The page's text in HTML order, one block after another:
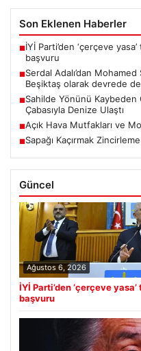
Son Eklenen Haberler
■İYİ Parti’den ‘çerçeve
başvuru
■Serdal Adalı’dan
Beşiktaş olarak devrede
■Sahilde Yönünü Kaybeden
Çabasıyla Denize Ulaştı
■Açık Hava Mutfakları ve
■Sapağı Kaçırmak
Güncel
Ağustos 6, 2026
İYİ Parti’den ‘çerçeve
başvuru